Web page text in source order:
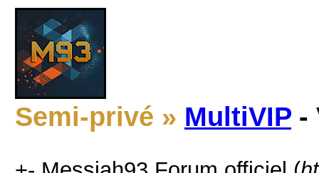
Semi-privé » MultiVIP -